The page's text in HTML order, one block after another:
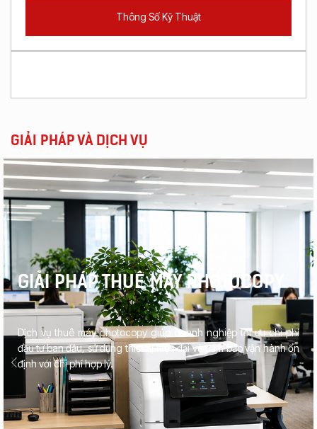
Thông Số Kỹ Thuật
GIẢI PHÁP VÀ DỊCH VỤ
GIẢI PHÁP THUÊ MÁY PHOTOCOPY
Dịch vụ thuê máy photocopy giúp doanh nghiệp tối ưu chi phí
đầu tư ban đầu, sử dụng thiết bị hiện đại và đảm bảo vận hành ổn
định với chi phí hợp lý.